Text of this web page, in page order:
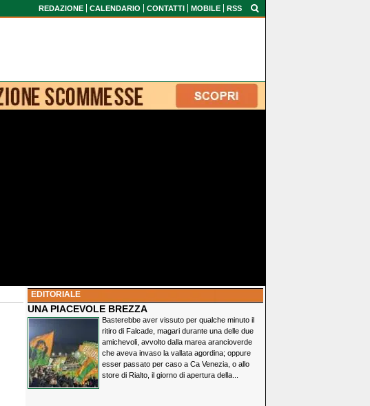
REDAZIONE CALENDARIO CONTATTI MOBILE RSS
EDITORIALE
UNA PIACEVOLE BREZZA
Basterebbe aver vissuto per qualche minuto il
ritiro di Falcade, magari durante una delle due
amichevoli, avvolto dalla marea arancioverde
che aveva invaso la vallata agordina; oppure
esser passato per caso a Ca Venezia, o allo
store di Rialto, il giorno di apertura della...